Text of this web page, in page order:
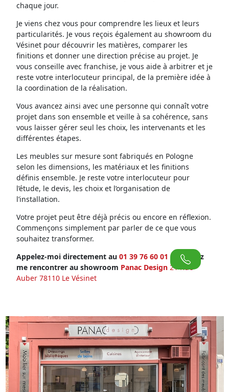
chaque jour.
Je viens chez vous pour comprendre les lieux et leurs
particularités. Je vous reçois également au showroom du
Vésinet pour découvrir les matières, comparer les
finitions et donner une direction précise au projet. Je
vous conseille avec franchise, je vous aide à arbitrer et je
reste votre interlocuteur principal, de la première idée à
la coordination de la réalisation.
Vous avancez ainsi avec une personne qui connaît votre
projet dans son ensemble et veille à sa cohérence, sans
vous laisser gérer seul les choix, les intervenants et les
différentes étapes.
Les meubles sur mesure sont fabriqués en Pologne
selon les dimensions, les matériaux et les finitions
définis ensemble. Je reste votre interlocuteur pour
l’étude, le devis, les choix et l’organisation de
l’installation.
Votre projet peut être déjà précis ou encore en réflexion.
Commençons simplement par parler de ce que vous
souhaitez transformer.
Appelez-moi directement au 01 39 76 60 01 ou venez
me rencontrer au showroom Panac Design 21 Rue
Auber 78110 Le Vésinet